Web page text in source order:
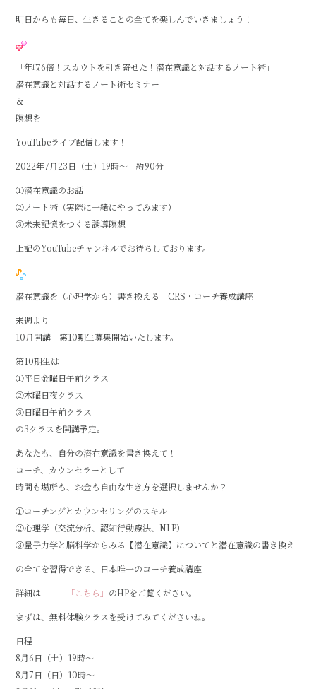
明日からも毎日、生きることの全てを楽しんでいきましょう！
「年収6倍！スカウトを引き寄せた！潜在意識と対話するノート術」
潜在意識と対話するノート術セミナー
＆
瞑想を
YouTubeライブ配信します！
2022年7月23日（土）19時～ 約90分
①潜在意識のお話
②ノート術（実際に一緒にやってみます）
③未来記憶をつくる誘導瞑想
上記のYouTubeチャンネルでお待ちしております。
潜在意識を（心理学から）書き換える CRS・コーチ養成講座
来週より
10月開講 第10期生募集開始いたします。
第10期生は
①平日金曜日午前クラス
②木曜日夜クラス
③日曜日午前クラス
の3クラスを開講予定。
あなたも、自分の潜在意識を書き換えて！
コーチ、カウンセラーとして
時間も場所も、お金も自由な生き方を選択しませんか？
①コーチングとカウンセリングのスキル
②心理学（交流分析、認知行動療法、NLP）
③量子力学と脳科学からみる【潜在意識】についてと潜在意識の書き換え
の全てを習得できる、日本唯一のコーチ養成講座
詳細は
「こちら」 のHPをご覧ください。
まずは、無料体験クラスを受けてみてくださいね。
日程
8月6日（土）19時～
8月7日（日）10時～